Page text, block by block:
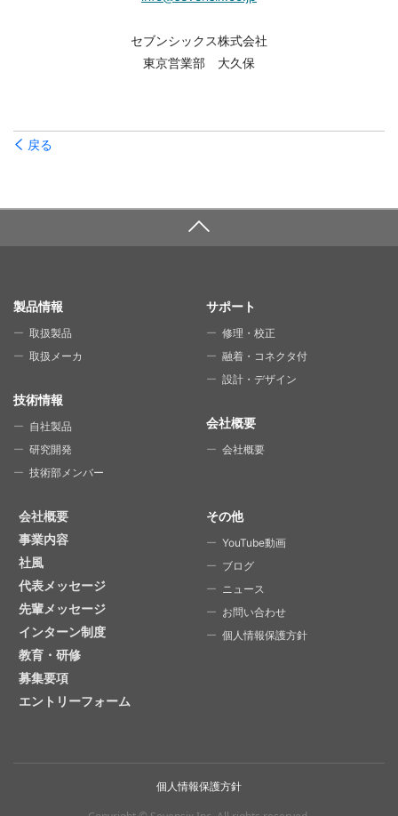
セブンシックス株式会社
東京営業部 大久保
戻る
SITE MAP
製品情報
取扱製品
取扱メーカ
技術情報
自社製品
研究開発
技術部メンバー
サポート
修理・校正
融着・コネクタ付
設計・デザイン
会社概要
会社概要
会社概要
事業内容
社風
代表メッセージ
先輩メッセージ
インターン制度
教育・研修
募集要項
エントリーフォーム
その他
YouTube動画
ブログ
ニュース
お問い合わせ
個人情報保護方針
個人情報保護方針